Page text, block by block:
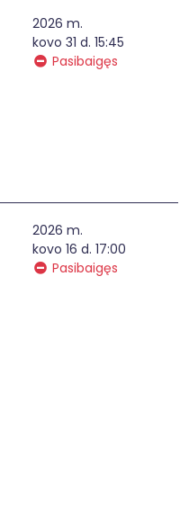
2026 m.
kovo 31 d. 15:45
Pasibaigęs
2026 m.
kovo 16 d. 17:00
Pasibaigęs